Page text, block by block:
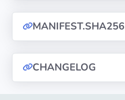
MANIFEST.SHA256
CHANGELOG